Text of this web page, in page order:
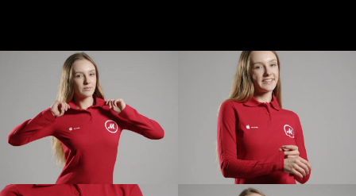
руководителей.
Брендированные поло отлично
сочетаются с вышивкой логотипа
и сохраняют презентабельный
внешний вид даже при
регулярной эксплуатации.